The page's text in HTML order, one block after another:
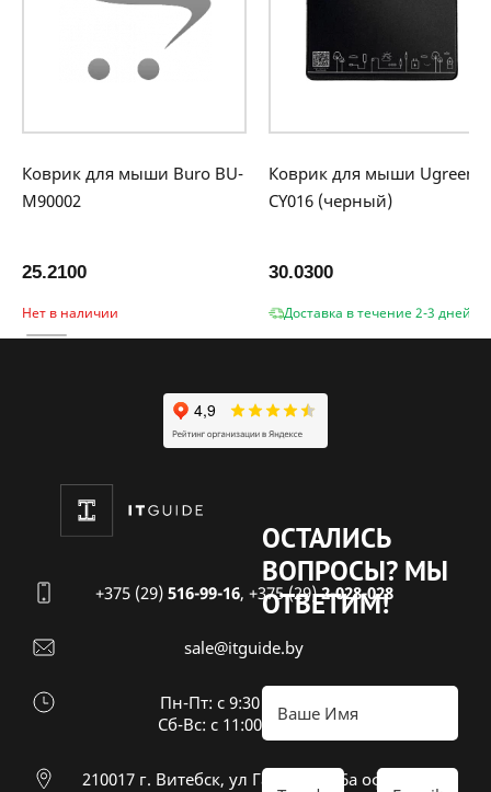
Коврик для мыши Buro BU-
M90002
25.2100
Нет в наличии
Коврик для мыши Ugreen
CY016 (черный)
30.0300
Доставка в течение 2-3 дней
+375 (29) 516-99-16, +375 (29)2-028-028
sale@itguide.by
Пн-Пт: с 9:30 до 18:30
Cб-Вс: с 11:00 до 16:00
210017 г. Витебск, ул Гагарина 26а оф 20
ОСТАЛИСЬ
ВОПРОСЫ? МЫ
ОТВЕТИМ!